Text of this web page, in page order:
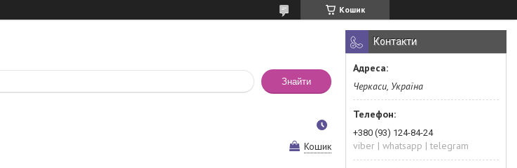
Кошик
Знайти
Кошик
Контакти
Черкаси, Україна
+380 (93) 124-84-24
viber | whatsapp | telegram